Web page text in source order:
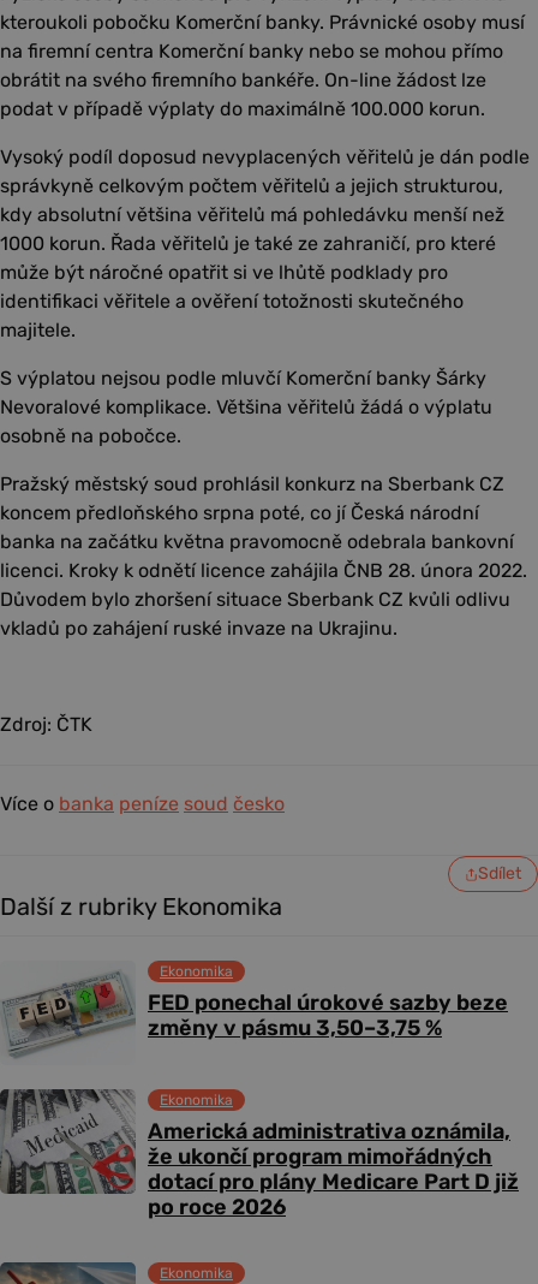
kteroukoli pobočku Komerční banky. Právnické osoby musí
na firemní centra Komerční banky nebo se mohou přímo
obrátit na svého firemního bankéře. On-line žádost lze
podat v případě výplaty do maximálně 100.000 korun.
Vysoký podíl doposud nevyplacených věřitelů je dán podle
správkyně celkovým počtem věřitelů a jejich strukturou,
kdy absolutní většina věřitelů má pohledávku menší než
1000 korun. Řada věřitelů je také ze zahraničí, pro které
může být náročné opatřit si ve lhůtě podklady pro
identifikaci věřitele a ověření totožnosti skutečného
majitele.
S výplatou nejsou podle mluvčí Komerční banky Šárky
Nevoralové komplikace. Většina věřitelů žádá o výplatu
osobně na pobočce.
Pražský městský soud prohlásil konkurz na Sberbank CZ
koncem předloňského srpna poté, co jí Česká národní
banka na začátku května pravomocně odebrala bankovní
licenci. Kroky k odnětí licence zahájila ČNB 28. února 2022.
Důvodem bylo zhoršení situace Sberbank CZ kvůli odlivu
vkladů po zahájení ruské invaze na Ukrajinu.
Zdroj: ČTK
Více o banka peníze soud česko
Sdílet
Další z rubriky Ekonomika
FED ponechal úrokové sazby beze
změny v pásmu 3,50–3,75 %
Ekonomika
Americká administrativa oznámila,
že ukončí program mimořádných
dotací pro plány Medicare Part D již
po roce 2026
Ekonomika
Ekonomika